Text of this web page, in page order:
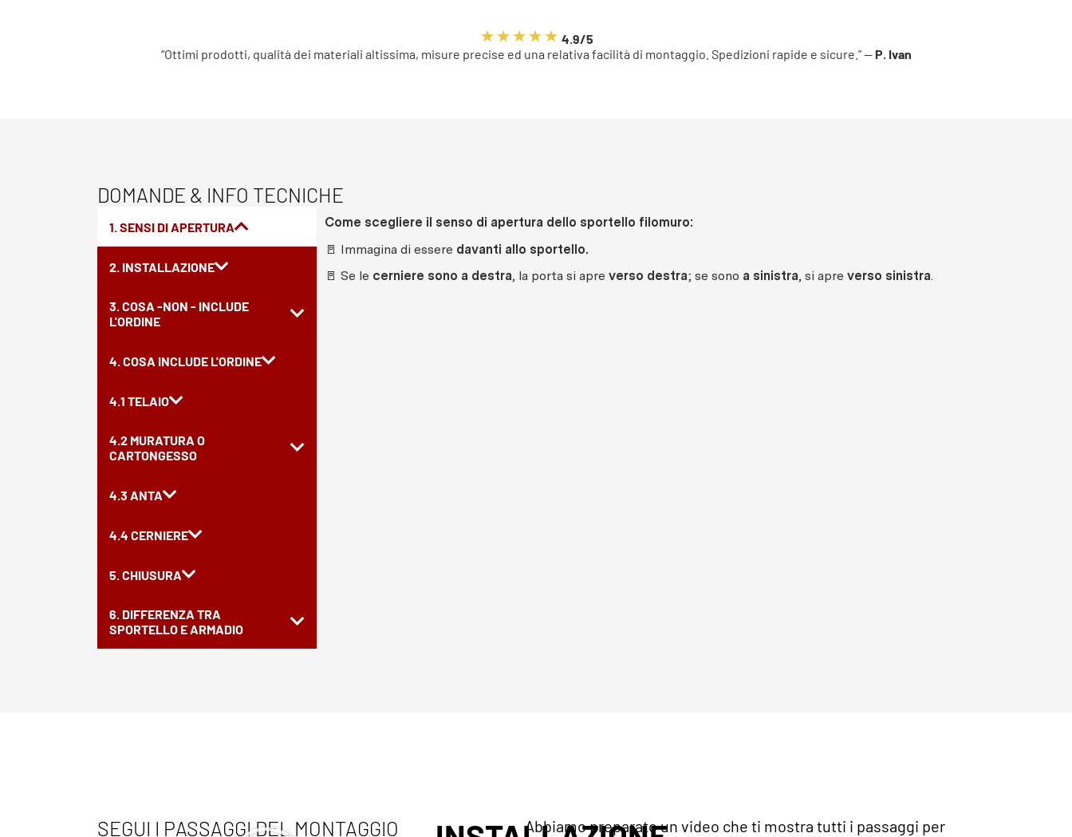
4.9/5
“Ottimi prodotti, qualità dei materiali altissima, misure precise ed una relativa facilità di montaggio. Spedizioni rapide e sicure.” — P. Ivan
DOMANDE & INFO TECNICHE
1. SENSI DI APERTURA
2. INSTALLAZIONE
3. COSA -NON - INCLUDE
L'ORDINE
4. COSA INCLUDE L'ORDINE
4.1 TELAIO
4.2 MURATURA O
CARTONGESSO
4.3 ANTA
4.4 CERNIERE
5. CHIUSURA
6. DIFFERENZA TRA
SPORTELLO E ARMADIO
Come scegliere il senso di apertura dello sportello filomuro:
🚪 Immagina di essere davanti allo sportello.
🚪 Se le cerniere sono a destra, la porta si apre verso destra; se sono a sinistra, si apre verso sinistra.
SEGUI I PASSAGGI DEL MONTAGGIO
Abbiamo preparato un video che ti mostra tutti i passaggi per